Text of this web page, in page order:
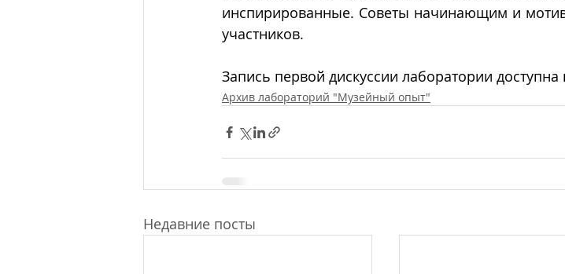
инспирированные. Советы начинающим и
участников.
Запись первой дискуссии лаборатории доступна
Архив лабораторий "Музейный опыт"
Недавние посты